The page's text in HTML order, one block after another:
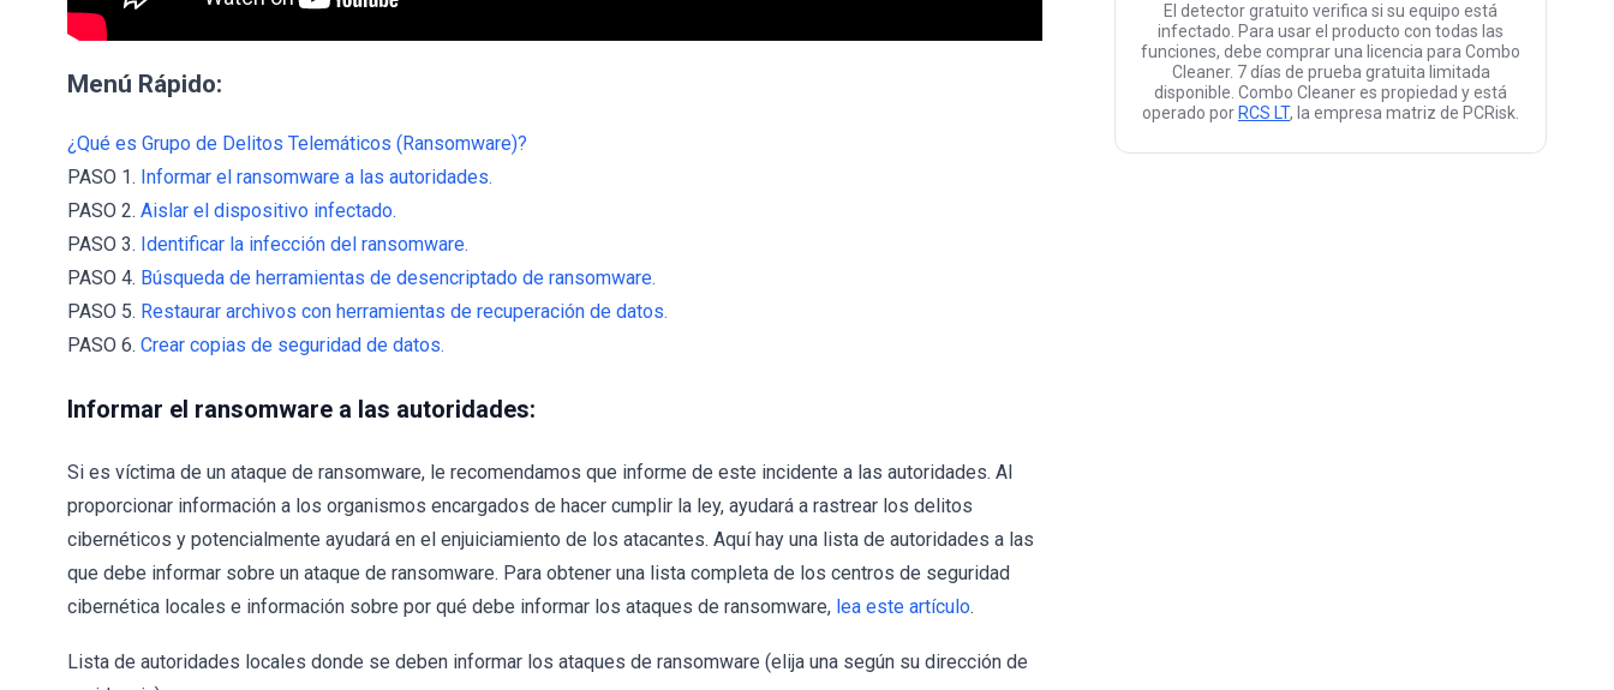
Menú Rápido:
¿Qué es Grupo de Delitos Telemáticos (Ransomware)?
PASO 1. Informar el ransomware a las autoridades.
PASO 2. Aislar el dispositivo infectado.
PASO 3. Identificar la infección del ransomware.
PASO 4. Búsqueda de herramientas de desencriptado de ransomware.
PASO 5. Restaurar archivos con herramientas de recuperación de datos.
PASO 6. Crear copias de seguridad de datos.
Informar el ransomware a las autoridades:
Si es víctima de un ataque de ransomware, le recomendamos que informe de este incidente a las autoridades. Al
proporcionar información a los organismos encargados de hacer cumplir la ley, ayudará a rastrear los delitos
cibernéticos y potencialmente ayudará en el enjuiciamiento de los atacantes. Aquí hay una lista de autoridades a las
que debe informar sobre un ataque de ransomware. Para obtener una lista completa de los centros de seguridad
cibernética locales e información sobre por qué debe informar los ataques de ransomware, lea este artículo.
Lista de autoridades locales donde se deben informar los ataques de ransomware (elija una según su dirección de
El detector gratuito verifica si su equipo está
infectado. Para usar el producto con todas las
funciones, debe comprar una licencia para Combo
Cleaner. 7 días de prueba gratuita limitada
disponible. Combo Cleaner es propiedad y está
operado por RCS LT, la empresa matriz de PCRisk.